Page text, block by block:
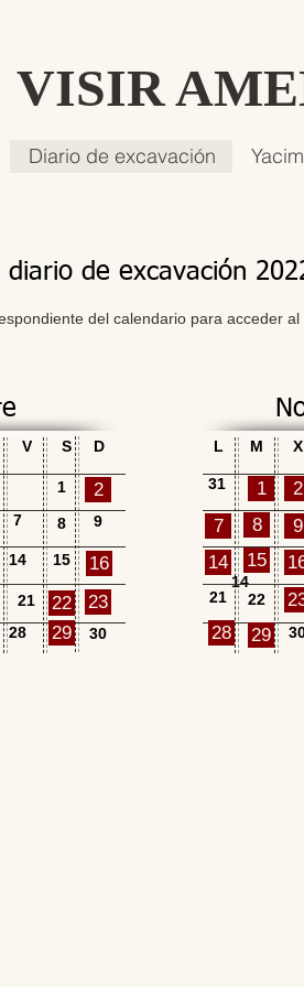
VISIR
Diario de excavación
diario de excavación
del calendario para acceder
D
S
V
1 2
8
15
21
22
29
7 9
14
16
23
28 30
14
X
M
L
29
31 1
2
8
7
9
14
15
21 22
28